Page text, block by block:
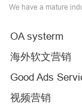
We have a mature
OA systerm
海外软文营销
Good Ads
视频营销